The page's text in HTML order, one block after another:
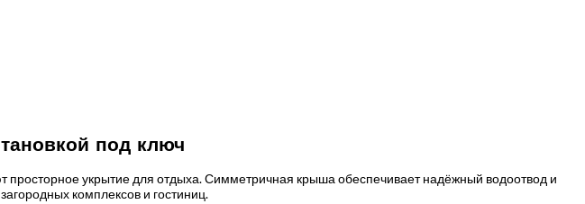
под ключ
просторное укрытие для отдыха. Симметричная крыша обеспечивает надёжный водоотвод и
комплексов и гостиниц.